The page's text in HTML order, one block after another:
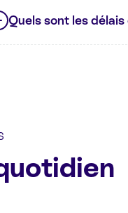
Quels sont les délais